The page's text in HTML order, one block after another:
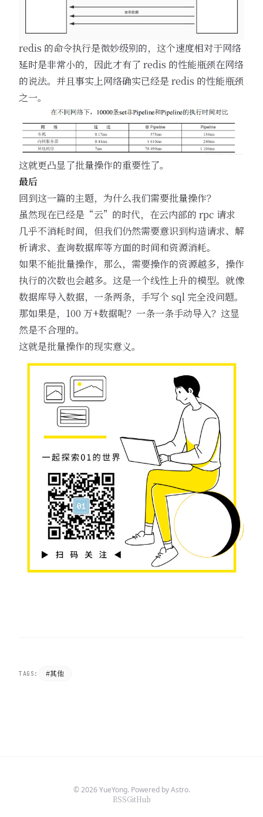
redis 的命令执行是微妙级别的，这个速度相对于网络
延时是非常小的，因此才有了 redis 的性能瓶颈在网络
的说法。并且事实上网络确实已经是 redis 的性能瓶颈
之一。
这就更凸显了批量操作的重要性了。
最后
回到这一篇的主题，为什么我们需要批量操作？
虽然现在已经是“云”的时代，在云内部的 rpc 请求
几乎不消耗时间，但我们仍然需要意识到构造请求、解
析请求、查询数据库等方面的时间和资源消耗。
如果不能批量操作，那么，需要操作的资源越多，操作
执行的次数也会越多。这是一个线性上升的模型。就像
数据库导入数据，一条两条，手写个 sql 完全没问题。
那如果是，100 万+数据呢？一条一条手动导入？这显
然是不合理的。
这就是批量操作的现实意义。
TAGS: #其他
© 2026 YueYong. Powered by Astro.
RSSGitHub